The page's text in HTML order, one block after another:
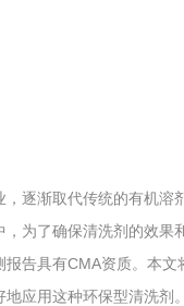
不动产测绘
逐渐取代传统的有机溶
为了确保清洗剂的效果
告具有CMA资质。本文
应用这种环保型清洗剂。